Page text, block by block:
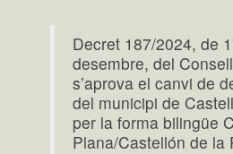
Decret 187/2024, de
desembre, del
s’aprova el canvi de
del municipi de
per la forma bilingüe
Plana/Castellón de la